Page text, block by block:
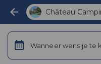
Château
Wanneer wens je te